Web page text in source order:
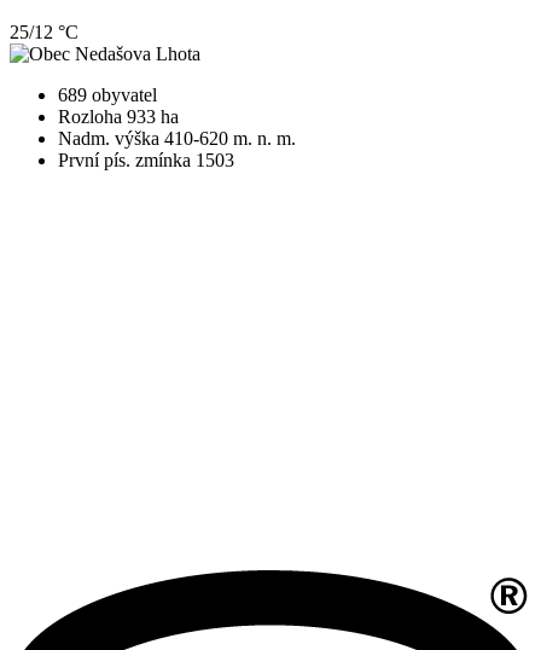
25/12 °C
689 obyvatel
Rozloha 933 ha
Nadm. výška 410-620 m. n. m.
První pís. zmínka 1503